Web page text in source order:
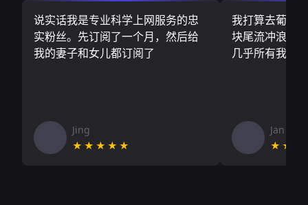
说实话我是专业科学上网服务的忠
实粉丝。先订阅了一个月，然后给
我的妻子和女儿都订阅了
Jing
★★★★★
我打算去葡萄
块尾流冲浪板
几乎所有我需
Jan V